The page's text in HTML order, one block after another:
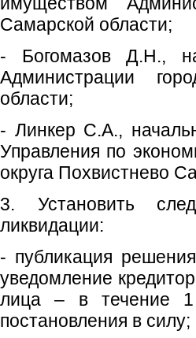
Самарской области;
- Богомазов Д.Н.,
Администрации
области;
- Линкер С.А.,
Управления по
округа Похвистнево
3. Установить
ликвидации:
- публикация
уведомление
лица – в течение 1
постановления в силу;